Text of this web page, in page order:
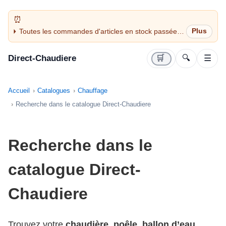
Toutes les commandes d'articles en stock passées
avant 14H sont expédiées le jour même (jours
Direct-Chaudiere 🛒 🔍 ☰
Accueil Catalogues
Chauffage
Recherche dans le catalogue Direct-Chaudiere
Recherche dans le
catalogue Direct-
Chaudiere